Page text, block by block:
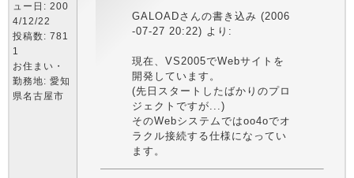
ュー日: 200
4/12/22
投稿数: 781
1
お住まい・
勤務地: 愛知
県名古屋市
GALOADさんの書き込み (2006
-07-27 20:22) より:
現在、VS2005でWebサイトを
開発しています。
(先日スタートしたばかりのプロ
ジェクトですが...)
そのWebシステムではoo4oでオ
ラクル接続する仕様になってい
ます。